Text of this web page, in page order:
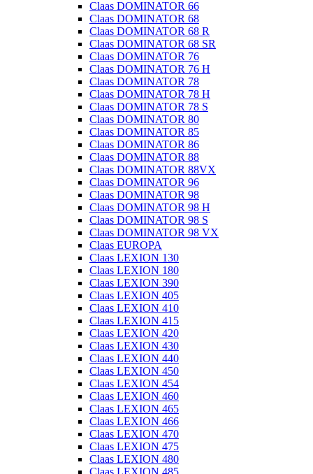
Claas DOMINATOR 66
Claas DOMINATOR 68
Claas DOMINATOR 68 R
Claas DOMINATOR 68 SR
Claas DOMINATOR 76
Claas DOMINATOR 76 H
Claas DOMINATOR 78
Claas DOMINATOR 78 H
Claas DOMINATOR 78 S
Claas DOMINATOR 80
Claas DOMINATOR 85
Claas DOMINATOR 86
Claas DOMINATOR 88
Claas DOMINATOR 88VX
Claas DOMINATOR 96
Claas DOMINATOR 98
Claas DOMINATOR 98 H
Claas DOMINATOR 98 S
Claas DOMINATOR 98 VX
Claas EUROPA
Claas LEXION 130
Claas LEXION 180
Claas LEXION 390
Claas LEXION 405
Claas LEXION 410
Claas LEXION 415
Claas LEXION 420
Claas LEXION 430
Claas LEXION 440
Claas LEXION 450
Claas LEXION 454
Claas LEXION 460
Claas LEXION 465
Claas LEXION 466
Claas LEXION 470
Claas LEXION 475
Claas LEXION 480
Claas LEXION 485